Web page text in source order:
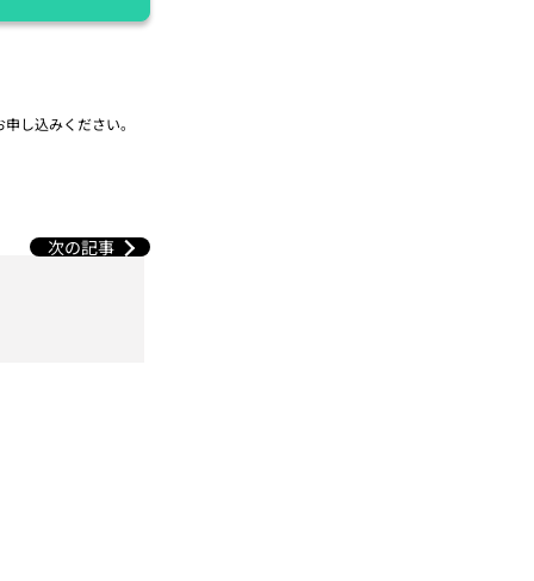
申し込みください。
次の記事